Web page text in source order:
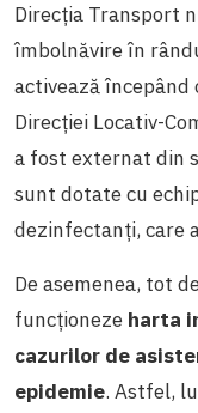
Direcția Transport
îmbolnăvire în
activează
Direcției Locativ-
a fost externat din
sunt dotate cu
dezinfectanți, care
De asemenea, tot
funcționeze harta
cazurilor de
epidemie. Astfel,